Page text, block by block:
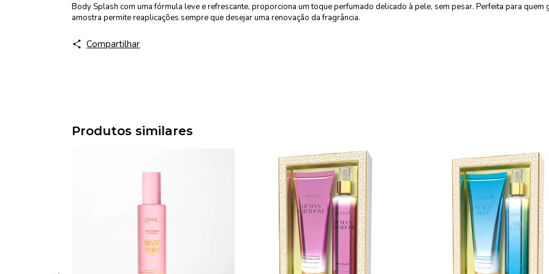
Body Splash com uma fórmula leve e refrescante, proporciona um toque perfumado delicado à pele, sem pesar. Perfeita para
amostra permite reaplicações sempre que desejar uma renovação da fragrância.
Compartilhar
Produtos similares